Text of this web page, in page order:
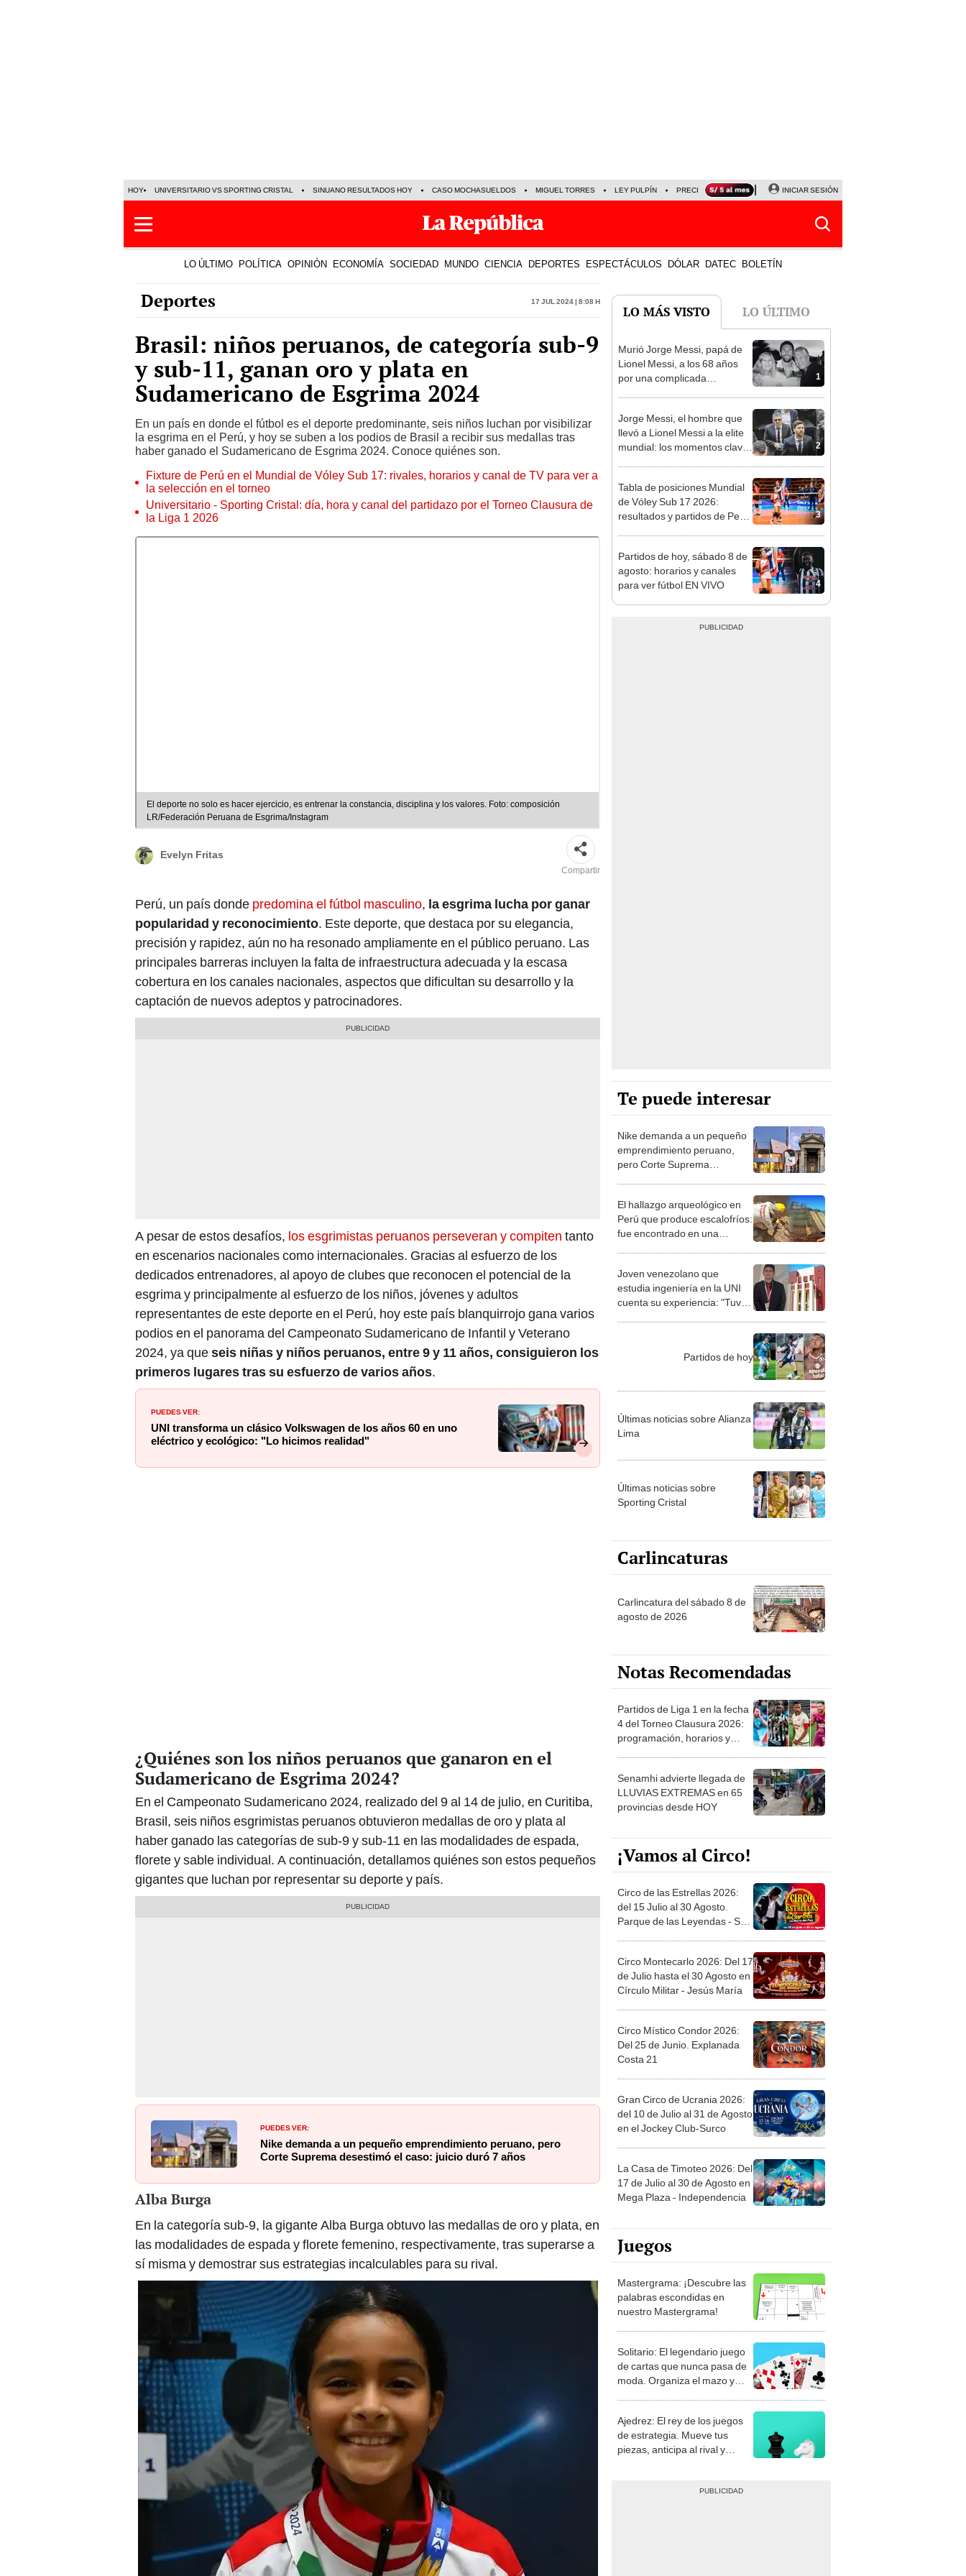
HOY UNIVERSITARIO VS SPORTING CRISTAL SINUANO RESULTADOS HOY CASO MOCHASUELDOS MIGUEL TORRES LEY PULPÍN PRECIO DEL DÓLAR CORTE DE LUZ VIERNES 7 DE AGOSTO
INICIAR SESIÓN
LO ÚLTIMO POLÍTICA OPINIÓN ECONOMÍA SOCIEDAD MUNDO CIENCIA DEPORTES ESPECTÁCULOS DÓLAR DATEC BOLETÍN
Deportes 17 Jul 2024 | 8:08 h
Brasil: niños peruanos, de categoría sub-9
y sub-11, ganan oro y plata en
Sudamericano de Esgrima 2024
En un país en donde el fútbol es el deporte predominante, seis niños luchan por visibilizar
la esgrima en el Perú, y hoy se suben a los podios de Brasil a recibir sus medallas tras
haber ganado el Sudamericano de Esgrima 2024. Conoce quiénes son.
Fixture de Perú en el Mundial de Vóley Sub 17: rivales, horarios y canal de TV para ver a
la selección en el torneo
Universitario - Sporting Cristal: día, hora y canal del partidazo por el Torneo Clausura de
la Liga 1 2026
El deporte no solo es hacer ejercicio, es entrenar la constancia, disciplina y los valores. Foto: composición
LR/Federación Peruana de Esgrima/Instagram
Evelyn Fritas
Compartir
Perú, un país donde predomina el fútbol masculino, la esgrima lucha por ganar
popularidad y reconocimiento. Este deporte, que destaca por su elegancia,
precisión y rapidez, aún no ha resonado ampliamente en el público peruano. Las
principales barreras incluyen la falta de infraestructura adecuada y la escasa
cobertura en los canales nacionales, aspectos que dificultan su desarrollo y la
captación de nuevos adeptos y patrocinadores.
A pesar de estos desafíos, los esgrimistas peruanos perseveran y compiten tanto
en escenarios nacionales como internacionales. Gracias al esfuerzo de los
dedicados entrenadores, al apoyo de clubes que reconocen el potencial de la
esgrima y principalmente al esfuerzo de los niños, jóvenes y adultos
representantes de este deporte en el Perú, hoy este país blanquirrojo gana varios
podios en el panorama del Campeonato Sudamericano de Infantil y Veterano
2024, ya queseis niñas y niños peruanos, entre 9 y 11 años, consiguieron los
primeros lugares tras su esfuerzo de varios años.
PUEDES VER:
UNI transforma un clásico Volkswagen de los años 60 en uno
eléctrico y ecológico: "Lo hicimos realidad"
¿Quiénes son los niños peruanos que ganaron en el
Sudamericano de Esgrima 2024?
En el Campeonato Sudamericano 2024, realizado del 9 al 14 de julio, en Curitiba,
Brasil, seis niños esgrimistas peruanos obtuvieron medallas de oro y plata al
haber ganado las categorías de sub-9 y sub-11 en las modalidades de espada,
florete y sable individual. A continuación, detallamos quiénes son estos pequeños
gigantes que luchan por representar su deporte y país.
PUEDES VER:
Nike demanda a un pequeño emprendimiento peruano, pero
Corte Suprema desestimó el caso: juicio duró 7 años
Alba Burga
En la categoría sub-9, la gigante Alba Burga obtuvo las medallas de oro y plata, en
las modalidades de espada y florete femenino, respectivamente, tras superarse a
sí misma y demostrar sus estrategias incalculables para su rival.
LO MÁS VISTO LO ÚLTIMO
1
Murió Jorge Messi, papá de
Lionel Messi, a los 68 años
por una complicada
2
Jorge Messi, el hombre que
llevó a Lionel Messi a la elite
mundial: los momentos clave
3
Tabla de posiciones Mundial
de Vóley Sub 17 2026:
resultados y partidos de Perú
4
Partidos de hoy, sábado 8 de
agosto: horarios y canales
para ver fútbol EN VIVO
Te puede interesar
Nike demanda a un pequeño
emprendimiento peruano,
pero Corte Suprema
El hallazgo arqueológico en
Perú que produce escalofríos:
fue encontrado en una
Joven venezolano que
estudia ingeniería en la UNI
cuenta su experiencia: "Tuve
Partidos de hoy
Últimas noticias sobre Alianza
Lima
Últimas noticias sobre
Sporting Cristal
Carlincaturas
Carlincatura del sábado 8 de
agosto de 2026
Notas Recomendadas
Partidos de Liga 1 en la fecha
4 del Torneo Clausura 2026:
programación, horarios y
Senamhi advierte llegada de
LLUVIAS EXTREMAS en 65
provincias desde HOY
¡Vamos al Circo!
Circo de las Estrellas 2026:
del 15 Julio al 30 Agosto.
Parque de las Leyendas - San
Circo Montecarlo 2026: Del 17
de Julio hasta el 30 Agosto en
Círculo Militar - Jesús María
Circo Místico Condor 2026:
Del 25 de Junio. Explanada
Costa 21
Gran Circo de Ucrania 2026:
del 10 de Julio al 31 de Agosto
en el Jockey Club-Surco
La Casa de Timoteo 2026: Del
17 de Julio al 30 de Agosto en
Mega Plaza - Independencia
Juegos
Mastergrama: ¡Descubre las
palabras escondidas en
nuestro Mastergrama!
Solitario: El legendario juego
de cartas que nunca pasa de
moda. Organiza el mazo y
Ajedrez: El rey de los juegos
de estrategia. Mueve tus
piezas, anticipa al rival y